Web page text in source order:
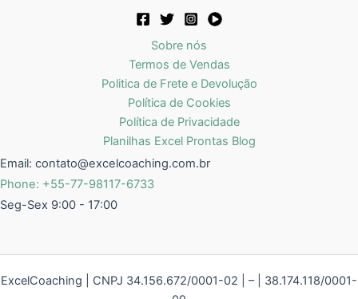
Sobre nós
Termos de Vendas
Politica de Frete e Devolução
Política de Cookies
Política de Privacidade
Planilhas Excel Prontas Blog
Email: contato@excelcoaching.com.br
Phone: +55-77-98117-6733
Seg-Sex 9:00 - 17:00
ExcelCoaching | CNPJ 34.156.672/0001-02 | – | 38.174.118/0001-